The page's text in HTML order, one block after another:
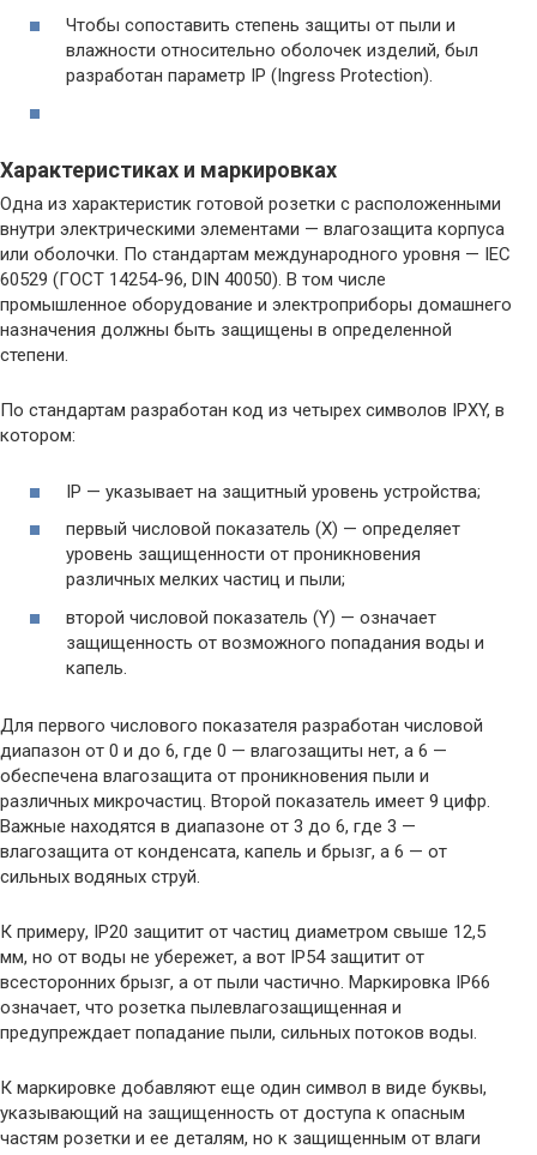
Чтобы сопоставить степень защиты от пыли и
влажности относительно оболочек изделий, был
разработан параметр IP (Ingress Protection).
Характеристиках и маркировках
Одна из характеристик готовой розетки с расположенными
внутри электрическими элементами — влагозащита корпуса
или оболочки. По стандартам международного уровня — IEC
60529 (ГОСТ 14254-96, DIN 40050). В том числе
промышленное оборудование и электроприборы домашнего
назначения должны быть защищены в определенной
степени.
По стандартам разработан код из четырех символов IPXY, в
котором:
IP — указывает на защитный уровень устройства;
первый числовой показатель (X) — определяет
уровень защищенности от проникновения
различных мелких частиц и пыли;
второй числовой показатель (Y) — означает
защищенность от возможного попадания воды и
капель.
Для первого числового показателя разработан числовой
диапазон от 0 и до 6, где 0 — влагозащиты нет, а 6 —
обеспечена влагозащита от проникновения пыли и
различных микрочастиц. Второй показатель имеет 9 цифр.
Важные находятся в диапазоне от 3 до 6, где 3 —
влагозащита от конденсата, капель и брызг, а 6 — от
сильных водяных струй.
К примеру, IP20 защитит от частиц диаметром свыше 12,5
мм, но от воды не убережет, а вот IP54 защитит от
всесторонних брызг, а от пыли частично. Маркировка IP66
означает, что розетка пылевлагозащищенная и
предупреждает попадание пыли, сильных потоков воды.
К маркировке добавляют еще один символ в виде буквы,
указывающий на защищенность от доступа к опасным
частям розетки и ее деталям, но к защищенным от влаги